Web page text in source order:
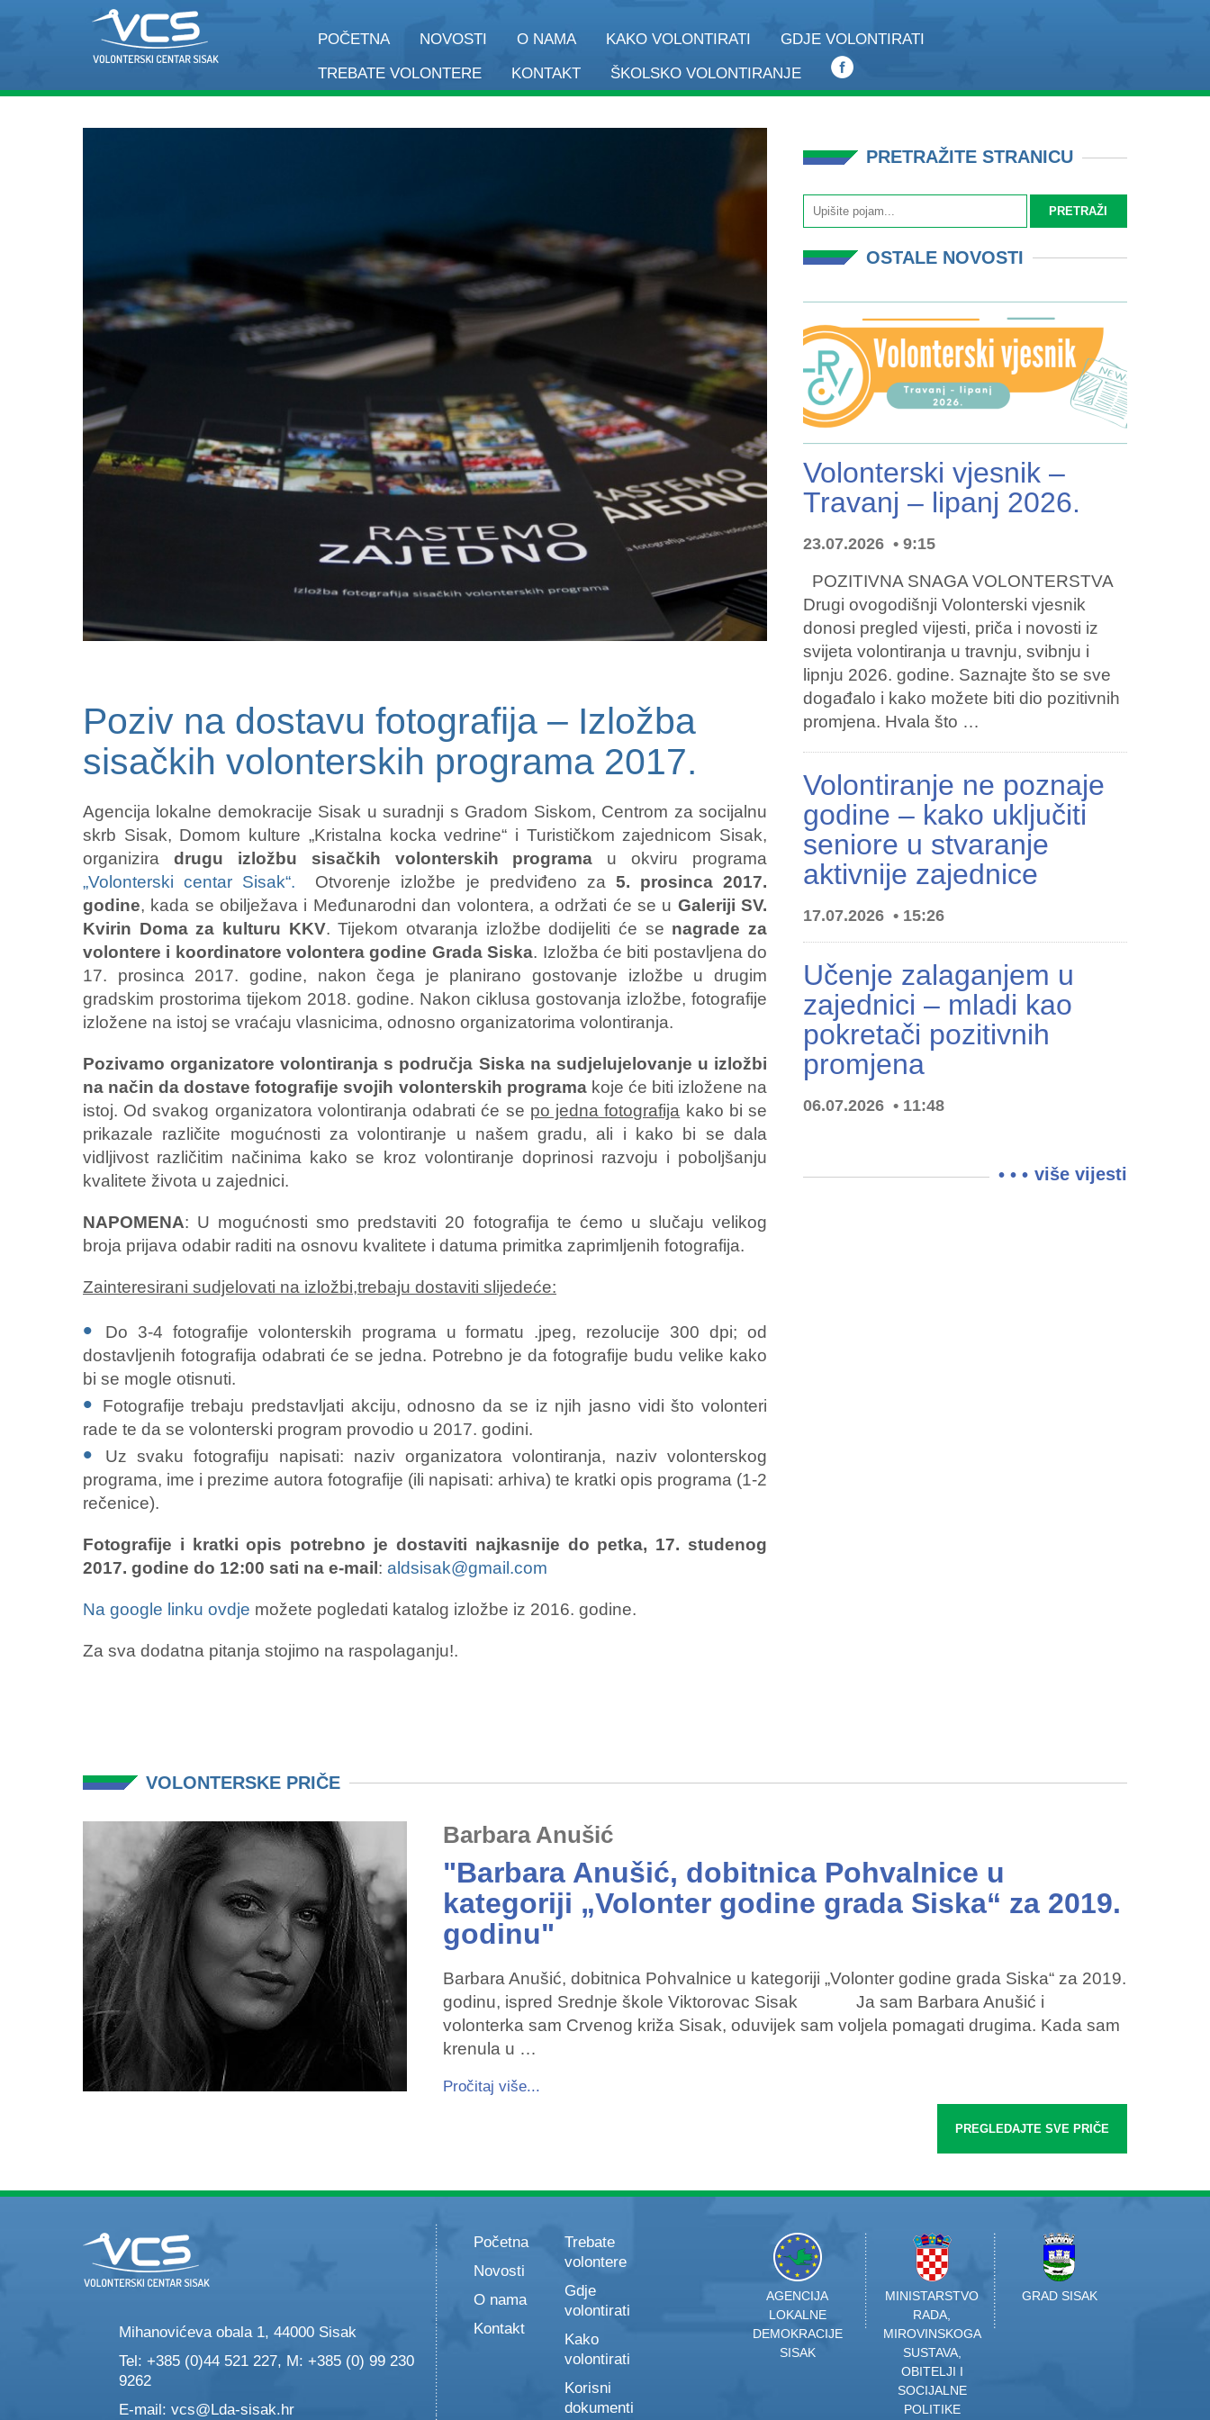
POČETNA NOVOSTI O NAMA KAKO VOLONTIRATI
GDJE VOLONTIRATI
TREBATE VOLONTERE
KONTAKT ŠKOLSKO VOLONTIRANJE
Poziv na dostavu fotografija – Izložba
sisačkih volonterskih programa 2017.
Agencija lokalne demokracije Sisak u suradnji s Gradom Siskom, Centrom za socijalnu
skrb Sisak, Domom kulture „Kristalna kocka vedrine“ i Turističkom zajednicom Sisak,
organizira drugu izložbu sisačkih volonterskih programa u okviru programa
„Volonterski centar Sisak“.
Otvorenje izložbe je predviđeno za 5. prosinca 2017.
godine, kada se obilježava i Međunarodni dan volontera, a održati će se u Galeriji SV.
Kvirin Doma za kulturu KKV. Tijekom otvaranja izložbe dodijeliti će se nagrade za
volontere i koordinatore volontera godine Grada Siska. Izložba će biti postavljena do
17. prosinca 2017. godine, nakon čega je planirano gostovanje izložbe u drugim
gradskim prostorima tijekom 2018. godine. Nakon ciklusa gostovanja izložbe, fotografije
izložene na istoj se vraćaju vlasnicima, odnosno organizatorima volontiranja.
Pozivamo organizatore volontiranja s područja Siska na sudjelujelovanje u izložbi
na način da dostave fotografije svojih volonterskih programa koje će biti izložene na
istoj. Od svakog organizatora volontiranja odabrati će se po jedna fotografija kako bi se
prikazale različite mogućnosti za volontiranje u našem gradu, ali i kako bi se dala
vidljivost različitim načinima kako se kroz volontiranje doprinosi razvoju i poboljšanju
kvalitete života u zajednici.
NAPOMENA: U mogućnosti smo predstaviti 20 fotografija te ćemo u slučaju velikog
broja prijava odabir raditi na osnovu kvalitete i datuma primitka zaprimljenih fotografija.
Zainteresirani sudjelovati na izložbi,trebaju dostaviti slijedeće:
Do 3-4 fotografije volonterskih programa u formatu .jpeg, rezolucije 300 dpi; od
dostavljenih fotografija odabrati će se jedna. Potrebno je da fotografije budu velike kako
bi se mogle otisnuti.
Fotografije trebaju predstavljati akciju, odnosno da se iz njih jasno vidi što volonteri
rade te da se volonterski program provodio u 2017. godini.
Uz svaku fotografiju napisati: naziv organizatora volontiranja, naziv volonterskog
programa, ime i prezime autora fotografije (ili napisati: arhiva) te kratki opis programa (1-2
rečenice).
Fotografije i kratki opis potrebno je dostaviti najkasnije do petka, 17. studenog
2017. godine do 12:00 sati na e-mail : aldsisak@gmail.com
Na google linku ovdje možete pogledati katalog izložbe iz 2016. godine.
Za sva dodatna pitanja stojimo na raspolaganju!.
PRETRAŽITE STRANICU
OSTALE NOVOSTI
Volonterski vjesnik –
Travanj – lipanj 2026.
23.07.2026 9:15
POZITIVNA SNAGA VOLONTERSTVA
Drugi ovogodišnji Volonterski vjesnik
donosi pregled vijesti, priča i novosti iz
svijeta volontiranja u travnju, svibnju i
lipnju 2026. godine. Saznajte što se sve
događalo i kako možete biti dio pozitivnih
promjena. Hvala što …
Volontiranje ne poznaje
godine – kako uključiti
seniore u stvaranje
aktivnije zajednice
17.07.2026 15:26
Učenje zalaganjem u
zajednici – mladi kao
pokretači pozitivnih
promjena
06.07.2026 11:48
više vijesti
VOLONTERSKE PRIČE
Barbara Anušić
"Barbara Anušić, dobitnica Pohvalnice u
kategoriji „Volonter godine grada Siska“ za 2019.
godinu"
Barbara Anušić, dobitnica Pohvalnice u kategoriji „Volonter godine grada Siska“ za 2019.
godinu, ispred Srednje škole Viktorovac Sisak Ja sam Barbara Anušić i
volonterka sam Crvenog križa Sisak, oduvijek sam voljela pomagati drugima. Kada sam
krenula u …
Pročitaj više...
PREGLEDAJTE SVE PRIČE
Mihanovićeva obala 1, 44000 Sisak
Tel: +385 (0)44 521 227, M: +385 (0) 99 230
9262
E-mail: vcs@Lda-sisak.hr
Početna
Novosti
O nama
Kontakt
Trebate
volontere
Gdje
volontirati
Kako
volontirati
Korisni
dokumenti
AGENCIJA
LOKALNE
DEMOKRACIJE
SISAK
MINISTARSTVO
RADA,
MIROVINSKOGA
SUSTAVA,
OBITELJI I
SOCIJALNE
POLITIKE
GRAD SISAK